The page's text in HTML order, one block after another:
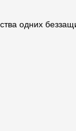
одних